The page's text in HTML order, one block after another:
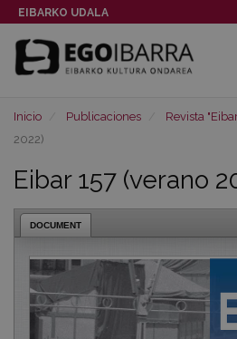
EIBARKO UDALA
Inicio Publicaciones Revista
2022)
Eibar 157 (verano
DOCUMENT